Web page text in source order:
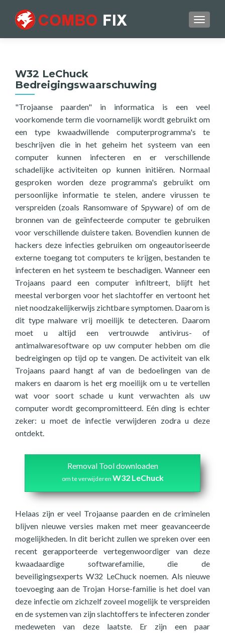
W32 LeChuck
Bedreigingswaarschuwing
"Trojaanse paarden" in informatica is een veel
voorkomende term die voornamelijk wordt gebruikt om
een type kwaadwillende computerprogramma's te
beschrijven die in het geheim het systeem van een
computer kunnen infecteren en er verschillende
schadelijke activiteiten op kunnen initiëren. Normaal
gesproken worden deze programma's gebruikt om
persoonlijke informatie te stelen, andere virussen te
verspreiden (zoals Ransomware of Spyware) of om de
bronnen van de geïnfecteerde computer te gebruiken
voor verschillende duistere taken. Bovendien kunnen de
hackers deze infecties gebruiken om ongeautoriseerde
externe toegang tot computers te krijgen, bestanden te
infecteren en het systeem te beschadigen. Wanneer een
Trojaans paard een computer infiltreert, blijft het
meestal verborgen voor het slachtoffer en vertoont het
niet noodzakelijkerwijs zichtbare symptomen. Daarom is
dit type malware vrij moeilijk te detecteren. Daarom
moet u altijd een vertrouwde antivirus- of
antimalwaresoftware op uw computer hebben om die
bedreigingen op tijd op te vangen. De activiteit van elk
Trojaans paard hangt af van de bedoelingen van de
makers en daarom is het erg moeilijk om u te vertellen
wat voor soort schade u kunt verwachten als uw
computer wordt gecompromitteerd. Eén ding is echter
zeker: u moet de infectie verwijderen zodra u deze
ontdekt.
Removal Tool downloaden
om te verwijderen W32 LeChuck
Helaas zijn er veel Trojaanse paarden en de criminelen
blijven nieuwe versies maken met meer geavanceerde
mogelijkheden. In dit bericht zullen we spreken over een
recent gerapporteerde vertegenwoordiger van deze
kwaadaardige softwarefamilie, die de
beveiligingsexperts W32 LeChuck noemen. Als nieuwe
toevoeging aan de Trojan Horse-familie is het doel van
deze infectie om zichzelf zoveel mogelijk te verspreiden
en de systemen van zijn slachtoffers te infecteren zonder
medeweten van deze laatste. Er zijn een paar